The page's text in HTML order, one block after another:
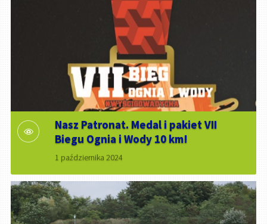
Nasz Patronat. Medal i pakiet VII
Biegu Ognia i Wody 10 km!
1 października 2024